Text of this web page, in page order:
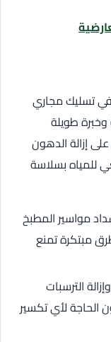
تسليك مجاري
طويلة
إزالة الدهون
للمياه بسلاسة
مواسير المطبخ
مبتكرة تمنع
الترسبات
الحاجة لأي تكسير